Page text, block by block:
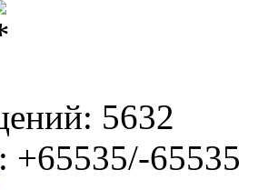
5632
+65535/-65535